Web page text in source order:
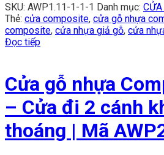
SKU: AWP1.11-1-1-1 Danh mục:
Thẻ: cửa composite, cửa gỗ nhựa
composite, cửa nhựa giả gỗ, cửa
Đọc tiếp
Cửa gỗ nhựa
– Cửa đi 2 cánh
thoáng | Mã